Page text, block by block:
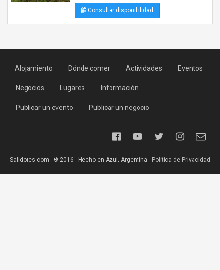
Consultar disponibilidad
Alojamiento Dónde comer Actividades Eventos
Negocios Lugares Información
Publicar un evento Publicar un negocio
Salidores.com - ® 2016 - Hecho en Azul, Argentina - Política de Privacidad